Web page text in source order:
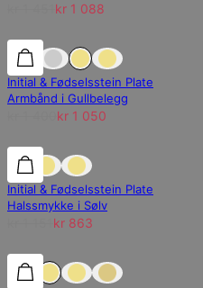
kr 1 088
25% rabatt
Initial & Fødselsstein Plate
Armbånd i Gullbelegg
kr 1 050
25% rabatt
Initial & Fødselsstein Plate
Halssmykke i Sølv
kr 863
25% rabatt